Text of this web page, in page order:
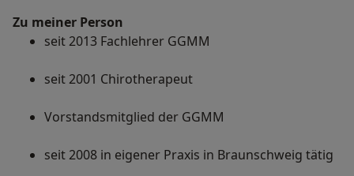
Zu meiner Person
seit 2013 Fachlehrer GGMM
seit 2001 Chirotherapeut
Vorstandsmitglied der GGMM
seit 2008 in eigener Praxis in Braunschweig tätig